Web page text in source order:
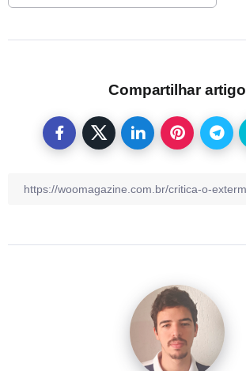
Compartilhar artigo